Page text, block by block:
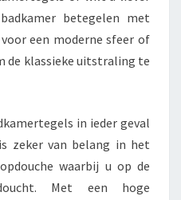
betegelen met
een moderne sfeer of
de klassieke uitstraling te
in ieder geval
zeker van belang in het
waarbij u op de
Met een hoge